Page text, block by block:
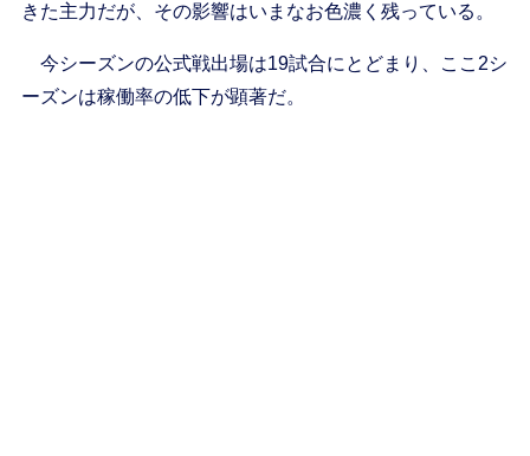
きた主力だが、その影響はいまなお色濃く残っている。
今シーズンの公式戦出場は19試合にとどまり、ここ2シ
ーズンは稼働率の低下が顕著だ。